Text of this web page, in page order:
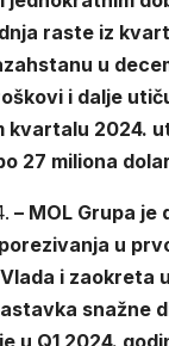
raste iz
u
i dalje
kvartalu 2024.
27 miliona
– MOL Grupa
u
i zaokreta
snažne